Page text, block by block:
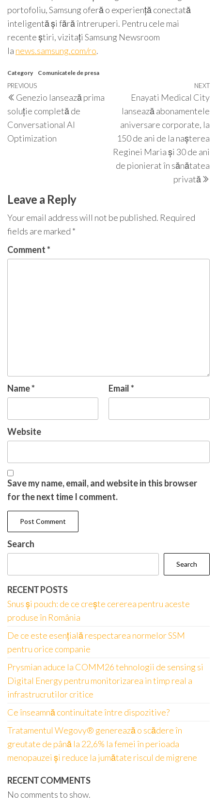
portofoliu, Samsung oferă o experiență conectată
inteligentă și fără întreruperi. Pentru cele mai
recente știri, vizitați Samsung Newsroom
la news.samsung.com/ro.
Category Comunicatele de presa
Post
navigation
Previous
Post
PREVIOUS
Genezio lansează prima
soluție completă de
Conversational AI
Optimization
NEXT
Enayati Medical City
lansează abonamentele
aniversare corporate, la
150 de ani de la nașterea
Reginei Maria și 30 de ani
de pionierat în sănătatea
privată
Leave a Reply
Your email address will not be published. Required
fields are marked *
Comment*
Name* Email*
Website
Save my name, email, and website in this browser
for the next time I comment.
Search
Search
RECENT POSTS
Snus și pouch: de ce crește cererea pentru aceste
produse în România
De ce este esențială respectarea normelor SSM
pentru orice companie
Prysmian aduce la COMM26 tehnologii de sensing si
Digital Energy pentru monitorizarea in timp real a
infrastrucrutilor critice
Ce înseamnă continuitate între dispozitive?
Tratamentul Wegovy® generează o scădere în
greutate de până la 22,6% la femei în perioada
menopauzei și reduce la jumătate riscul de migrene
RECENT COMMENTS
No comments to show.